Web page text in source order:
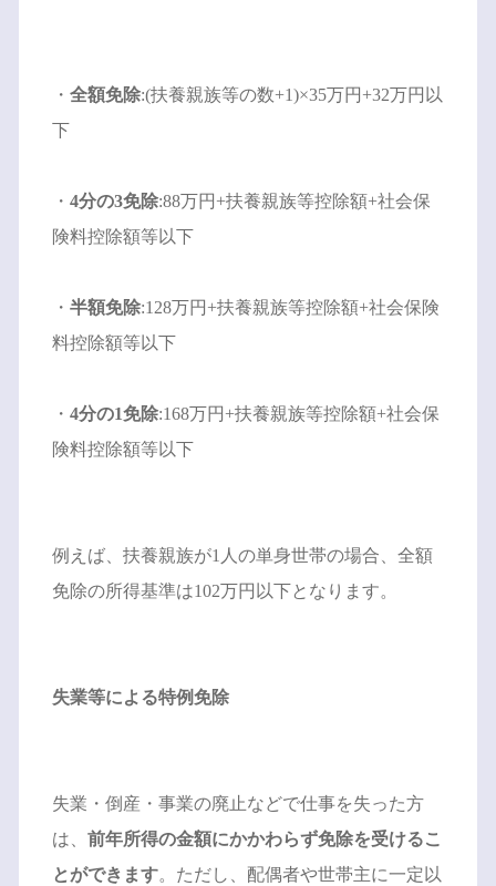
・ 全額免除:(扶養親族等の数+1)×35万円+32万円以
下
・ 4分の3免除:88万円+扶養親族等控除額+社会保
険料控除額等以下
・ 半額免除:128万円+扶養親族等控除額+社会保険
料控除額等以下
・ 4分の1免除:168万円+扶養親族等控除額+社会保
険料控除額等以下
例えば、扶養親族が1人の単身世帯の場合、全額
免除の所得基準は102万円以下となります。
失業等による特例免除
失業・倒産・事業の廃止などで仕事を失った方
は、 前年所得の金額にかかわらず免除を受けるこ
とができます。ただし、配偶者や世帯主に一定以